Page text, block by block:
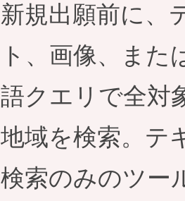
新規出願前に、
ト、画像、また
語クエリで全対
地域を検索。テ
検索のみのツー